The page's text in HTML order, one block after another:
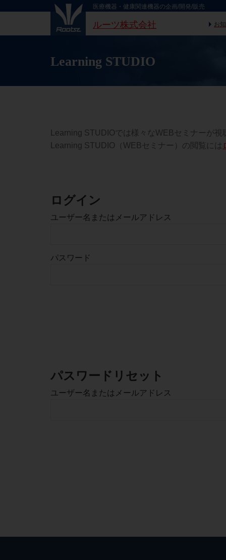
医療機器・健康関連機器の企画/開発/販売
ルーツ株式会社 お
Learning STUDIO
Learning STUDIOでは様々なWEBセミナーが
Learning STUDIO（WEBセミナー）の閲覧には
ログイン
ユーザー名またはメールアドレス
パスワード
パスワードリセット
ユーザー名またはメールアドレス